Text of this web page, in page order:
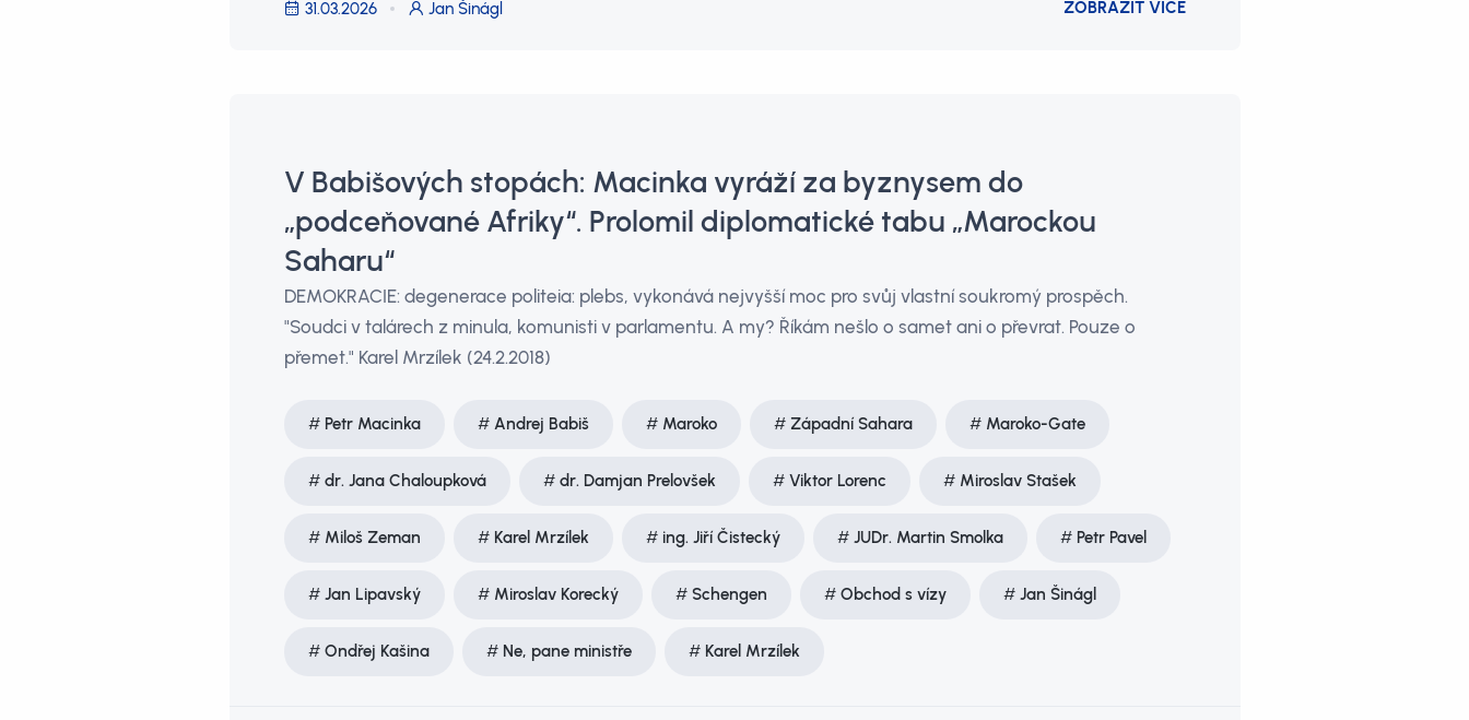
31.03.2026 Jan Šinágl ZOBRAZIT VÍCE
V Babišových stopách: Macinka vyráží za byznysem do
„podceňované Afriky“. Prolomil diplomatické tabu „Marockou
Saharu“
DEMOKRACIE: degenerace politeia: plebs, vykonává nejvyšší moc pro svůj vlastní soukromý prospěch.
"Soudci v talárech z minula, komunisti v parlamentu. A my? Říkám nešlo o samet ani o převrat. Pouze o
přemet." Karel Mrzílek (24.2.2018)
Petr Macinka Andrej Babiš Maroko Západní Sahara Maroko-Gate
dr. Jana Chaloupková dr. Damjan Prelovšek Viktor Lorenc Miroslav Stašek
Miloš Zeman Karel Mrzílek ing. Jiří Čistecký JUDr. Martin Smolka Petr Pavel
Jan Lipavský Miroslav Korecký Schengen Obchod s vízy Jan Šinágl
Ondřej Kašina Ne, pane ministře Karel Mrzílek